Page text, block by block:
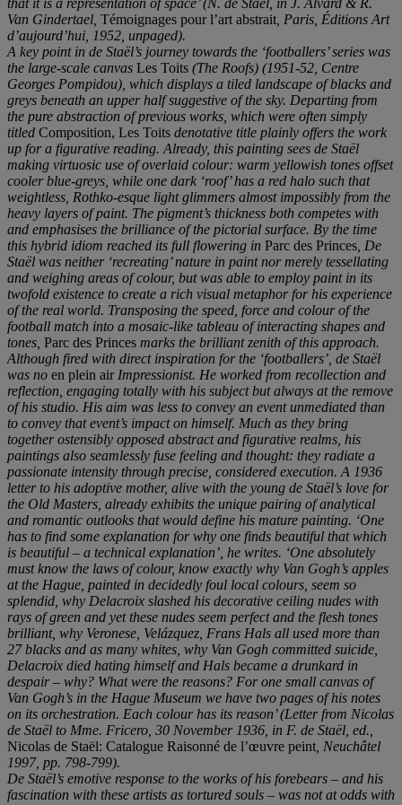
Van Gindertael, Témoignages pour l’art abstrait Paris, Éditions Art
d’aujourd’hui, 1952, unpaged).
A key point in de Staël’s journey towards the ‘footballers’series was
the large-scale canvas Les Toits (The Roofs) (1951-52, Centre
Georges Pompidou), which displays a tiled landscape of blacks and
greys beneath an upper half suggestive of the sky. Departing from
the pure abstraction of previous works, which were often simply
titled Composition, Les Toits denotative title plainly offers the work
up for a figurative reading. Already, this painting sees de Staël
making virtuosic use of overlaid colour: warm yellowish tones offset
cooler blue-greys, while one dark ‘roof’has a red halo such that
weightless, Rothko-esque light glimmers almost impossibly from the
heavy layers of paint. The pigment’s thickness both competes with
and emphasises the brilliance of the pictorial surface. By the time
this hybrid idiom reached its full flowering in Parc des Princes De
Staël was neither ‘recreating’nature in paint nor merely tessellating
and weighing areas of colour, but was able to employ paint in its
twofold existence to create a rich visual metaphor for his experience
of the real world. Transposing the speed, force and colour of the
football match into a mosaic-like tableau of interacting shapes and
tones, Parc des Princes marks the brilliant zenith of this approach.
Although fired with direct inspiration for the ‘footballers’ de Staël
was no en plein airImpressionist. He worked from recollection and
reflection, engaging totally with his subject but always at the remove
of his studio. His aim was less to convey an event unmediated than
to convey that event’s impact on himself. Much as they bring
together ostensibly opposed abstract and figurative realms, his
paintings also seamlessly fuse feeling and thought: they radiate a
passionate intensity through precise, considered execution. A 1936
letter to his adoptive mother, alive with the young de Staël’s love for
the Old Masters, already exhibits the unique pairing of analytical
and romantic outlooks that would define his mature painting. ‘One
has to find some explanation for why one finds beautiful that which
is beautiful – a technical explanation’ , he writes. ‘One absolutely
must know the laws of colour, know exactly why Van Gogh’s apples
at the Hague, painted in decidedly foul local colours, seem so
splendid, why Delacroix slashed his decorative ceiling nudes with
rays of green and yet these nudes seem perfect and the flesh tones
brilliant, why Veronese, Velázquez, Frans Hals all used more than
27 blacks and as many whites, why Van Gogh committed suicide,
Delacroix died hating himself and Hals became a drunkard in
despair– why? What were the reasons? For one small canvas of
Van Gogh’s in the Hague Museum we have two pages of his notes
on its orchestration. Each colour has its reason’ (Letter from Nicolas
de Staël to Mme. Fricero, 30 November 1936, in F. de Staël, ed.,
Nicolas de Staël: Catalogue Raisonné de l’œuvre peint , Neuchâtel
1997, pp. 798-799).
De Staël’s emotive response to the works of his forebears – and his
fascination with these artists as tortured souls – was not at odds with